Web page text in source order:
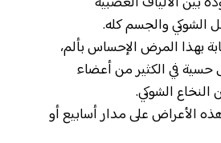
الشوكي والجسم كله.
بهذا المرض الإحساس بألم،
في الكثير من أعضاء
الشوكي.
الأعراض على مدار أسابيع أو